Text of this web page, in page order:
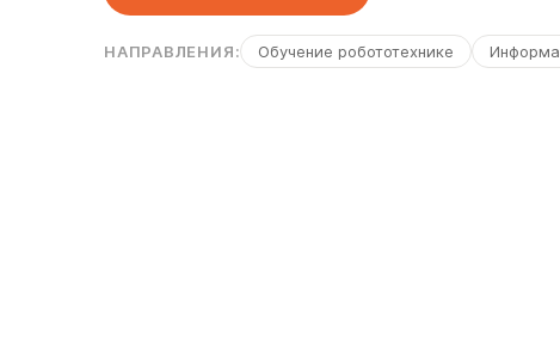
НАПРАВЛЕНИЯ: Обучение робототехнике